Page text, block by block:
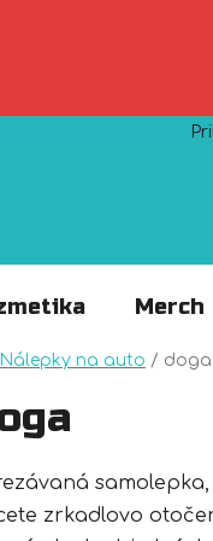
Zásady
Merch
Nálepky na auto / doga
zrkadlovo